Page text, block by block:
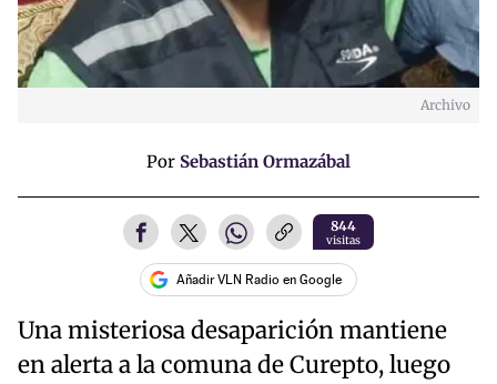
Archivo
Por Sebastián Ormazábal
844
visitas
Añadir VLN Radio en Google
Una misteriosa desaparición mantiene
en alerta a la comuna de Curepto, luego